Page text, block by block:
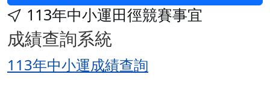
113年中小運田徑競賽事宜
成績查詢系統
113年中小運成績查詢